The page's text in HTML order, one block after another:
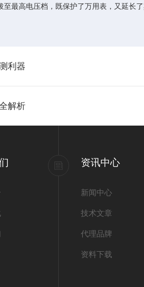
高电压档，既保护了万用表，又延长了
利器
解析
资讯中心
新闻中心
技术文章
代理品牌
资料下载